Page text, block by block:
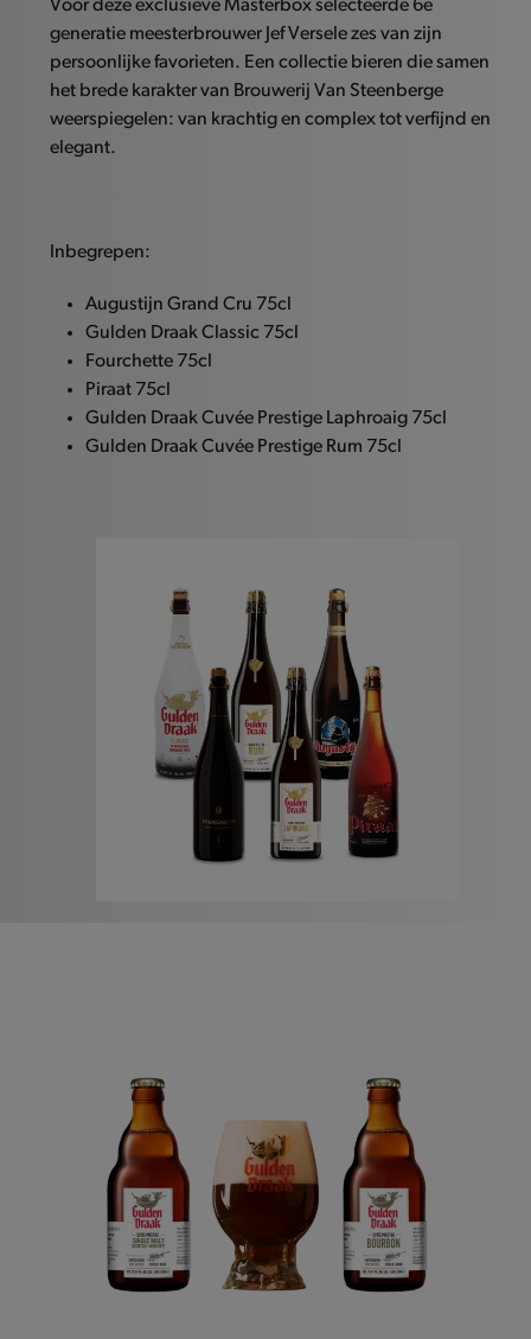
Voor deze exclusieve Masterbox selecteerde 6e
generatie meesterbrouwer Jef Versele zes van zijn
persoonlijke favorieten. Een collectie bieren die samen
het brede karakter van Brouwerij Van Steenberge
weerspiegelen: van krachtig en complex tot verfijnd en
elegant.
Inbegrepen:
Augustijn Grand Cru 75cl
Gulden Draak Classic 75cl
Fourchette 75cl
Piraat 75cl
Gulden Draak Cuvée Prestige Laphroaig 75cl
Gulden Draak Cuvée Prestige Rum 75cl